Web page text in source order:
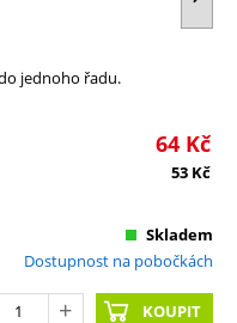
jednoho řadu.
64 Kč
53 Kč
Skladem
Dostupnost na pobočkách
KOUPIT